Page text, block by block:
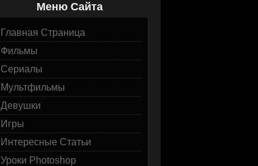
Меню Сайта
Главная Страница
Фильмы
Сериалы
Мультфильмы
Девушки
Игры
Интересные Статьи
Уроки Photoshop